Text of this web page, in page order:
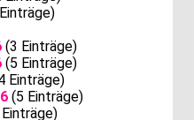
(3 Einträge)
(5 Einträge)
Einträge)
(5 Einträge)